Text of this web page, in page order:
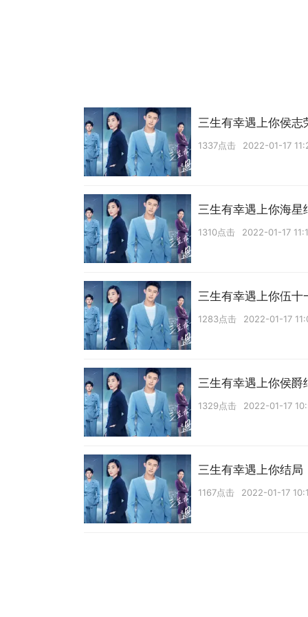
三生有幸遇上你侯志
1337点击 2022-01-17
三生有幸遇上你海星
1310点击 2022-01-17
三生有幸遇上你伍十
1283点击 2022-01-17
三生有幸遇上你侯爵
1329点击 2022-01-17
三生有幸遇上你结局
1167点击 2022-01-17